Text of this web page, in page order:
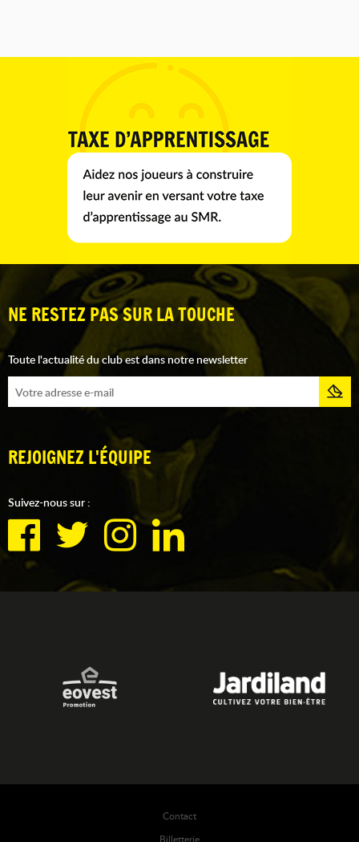
NE RESTEZ PAS SUR LA TOUCHE
Toute l'actualité du club est dans notre newsletter
REJOIGNEZ L'ÉQUIPE
Suivez-nous sur :
Contact
Billetterie